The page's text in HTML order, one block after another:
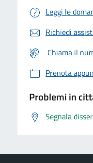
Leggi le
Richiedi
Chiama il
Prenota
Problemi in
Segnala